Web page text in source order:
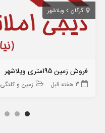
گرگان ویلاشهر
فروش زمین 195متری ویلاشهر
3 هفته قبل زمین و کلنگی